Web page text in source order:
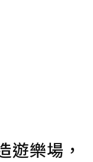
遊樂場，